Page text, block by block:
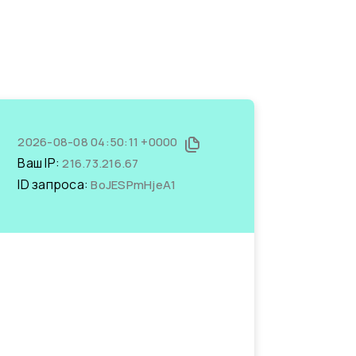
2026-08-08 04:50:11 +0000
Ваш IP:216.73.216.67
ID запроса:BoJESPmHjeA1